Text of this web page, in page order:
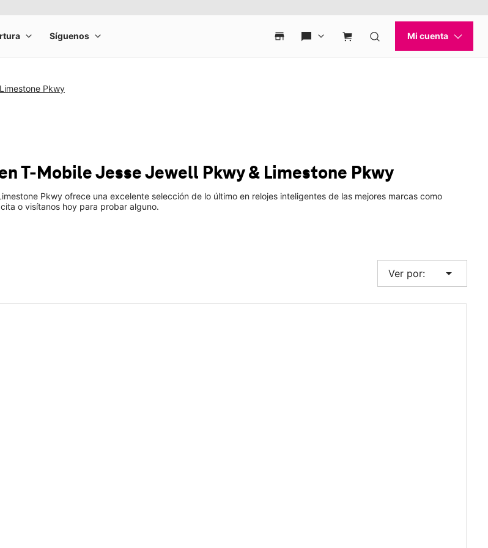
Pkwy
T-MobileJesse Jewell Pkwy & Limestone Pkwy
Pkwy ofrece una excelente selección de lo último en relojes inteligentes de las mejores marcas como
o visítanos hoy para probar alguno.
Ver por: arrow_drop_down